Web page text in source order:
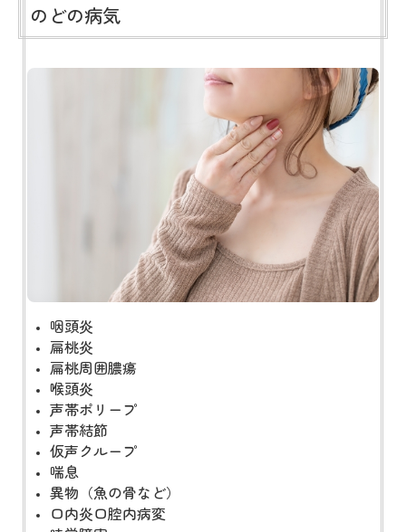
のどの病気
咽頭炎
扁桃炎
扁桃周囲膿瘍
喉頭炎
声帯ポリープ
声帯結節
仮声クループ
喘息
異物（魚の骨など）
口内炎口腔内病変